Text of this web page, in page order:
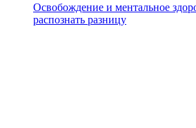
Освобождение и ментальное
распознать разницу